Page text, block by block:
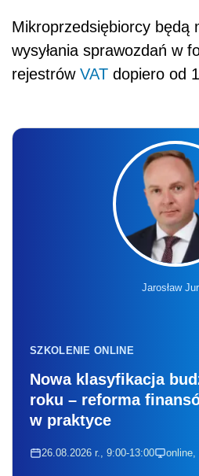
Mikroprzedsiębiorcy będą
wysyłania sprawozdań w
rejestrów VAT dopiero od
Jarosław
SZKOLENIE ONLINE
Nowa klasyfikacja
roku – reforma
w praktyce
26.08.2026 r., 9:00-13:00 online,